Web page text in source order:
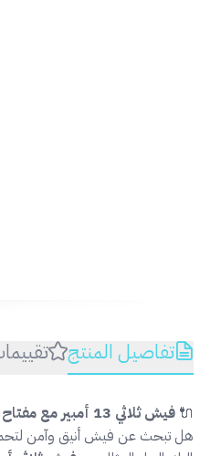
تفاصيل المنتج
🔌 فيش ثلاثي 13 أمبير مع مفتاح ولمبة – أسود بيانو 14x7 | أناقة وأمان في الاستخدام اليومي 🖤
هل تبحث عن فيش أنيق وآمن لتحمل